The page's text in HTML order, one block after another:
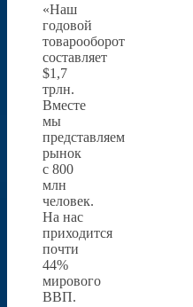
«Наш
годовой
товарооборот
составляет
$1,7
трлн.
Вместе
мы
представляем
рынок
с 800
млн
человек.
На нас
приходится
почти
44%
мирового
ВВП.